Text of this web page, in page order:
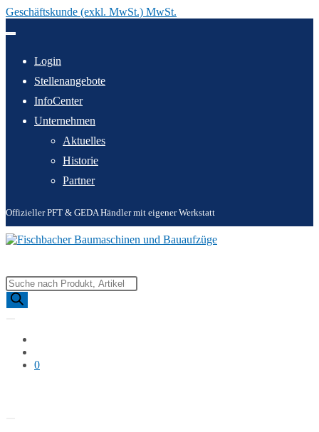
Geschäftskunde (exkl. MwSt.) MwSt.
Inhalt
Login
Stellenangebote
InfoCenter
Unternehmen
Aktuelles
Historie
Partner
Offizieller PFT & GEDA Händler mit eigener Werkstatt
Products
search
0